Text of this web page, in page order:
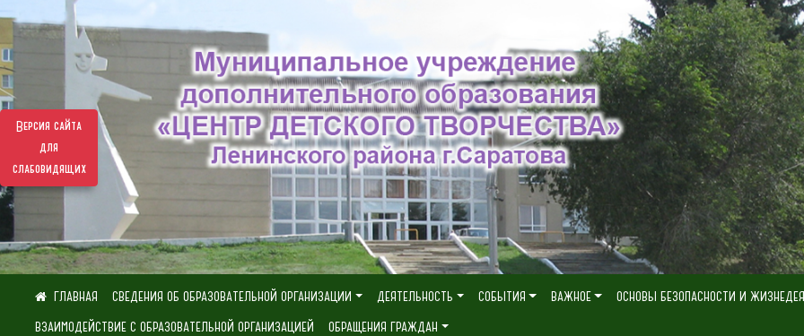
Версия сайта
для
слабовидящих
СВЕДЕНИЯ ОБ ОБРАЗОВАТЕЛЬНОЙ ОРГАНИЗАЦИИ ДЕЯТЕЛЬНОСТЬ СОБЫТИЯ ВАЖНОЕ
ОСНОВЫ БЕЗОПАСНОСТИ И
ВЗАИМОДЕЙСТВИЕ С ОБРАЗОВАТЕЛЬНОЙ ОРГАНИЗАЦИЕЙ
ОБРАЩЕНИЯ ГРАЖДАН